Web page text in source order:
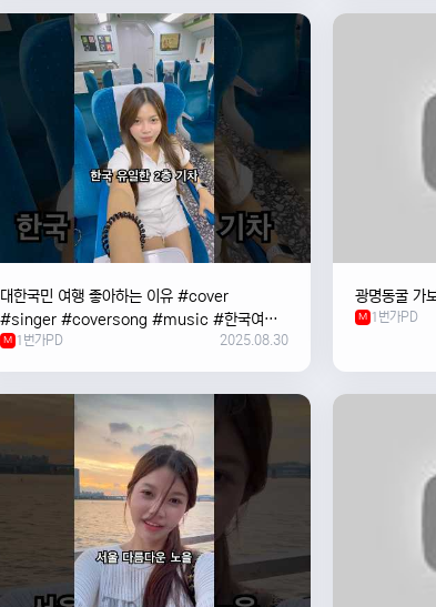
대한국민 여행 좋아하는 이유 #cover
#singer #coversong #music #한국여행
#한국
M 1번가PD 2025.08.30
광명동굴 가
M 1번가PD